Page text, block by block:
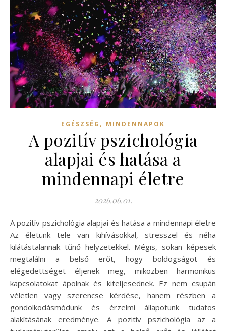
EGÉSZSÉG , MINDENNAPOK
A pozitív pszichológia
alapjai és hatása a
mindennapi életre
2026.06.01.
A pozitív pszichológia alapjai és hatása a mindennapi életre
Az életünk tele van kihívásokkal, stresszel és néha
kilátástalannak tűnő helyzetekkel. Mégis, sokan képesek
megtalálni a belső erőt, hogy boldogságot és
elégedettséget éljenek meg, miközben harmonikus
kapcsolatokat ápolnak és kiteljesednek. Ez nem csupán
véletlen vagy szerencse kérdése, hanem részben a
gondolkodásmódunk és érzelmi állapotunk tudatos
alakításának eredménye. A pozitív pszichológia az a